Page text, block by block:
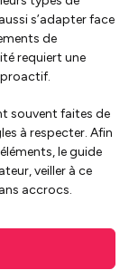
s’adapter face
de
requiert une
souvent faites de
à respecter. Afin
le guide
veiller à ce
accrocs.